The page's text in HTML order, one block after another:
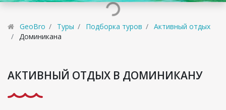
GeoBro Туры Подборка туров
Активный отдых
Доминикана
АКТИВНЫЙ ОТДЫХ В ДОМИНИКАНУ